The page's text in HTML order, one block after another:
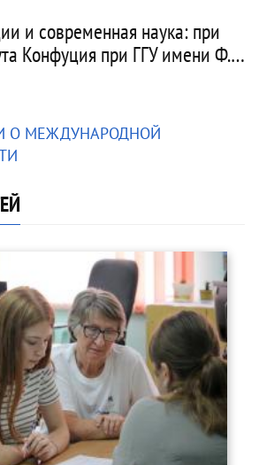
и современная наука: при
Конфуция при ГГУ имени Ф.…
О МЕЖДУНАРОДНОЙ